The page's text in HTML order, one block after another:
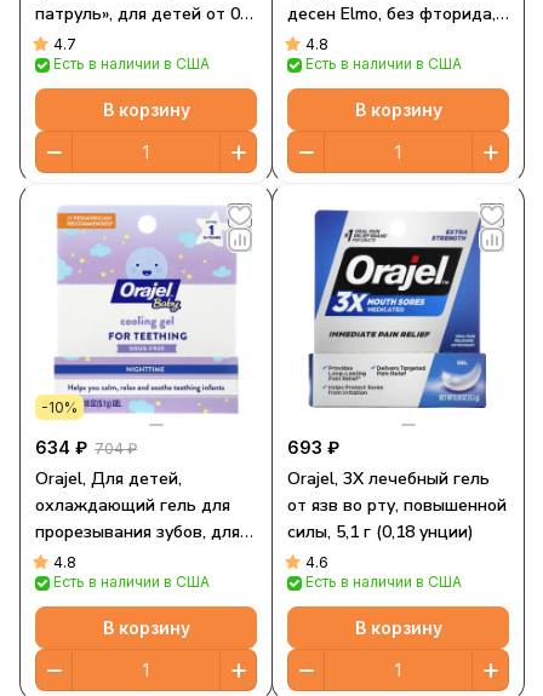
патруль», для детей от 0
до 3 лет, без фторида,
натуральный фруктовый
вкус, 42,5 г (1,5 унции)
4.7
Есть в наличии в США
В корзину
десен Elmo, без фторида,
для детей в возрасте от 3
до 24 месяцев, смесь
банана и яблока, 28,3 г (1
унция)
4.8
Есть в наличии в США
В корзину
-10%
634 ₽ 704 ₽
Orajel, Для детей,
охлаждающий гель для
прорезывания зубов, для
детей от 0 лет, 5,1 г (0,18
унции)
4.8
Есть в наличии в США
В корзину
693 ₽
Orajel, 3X лечебный гель
от язв во рту, повышенной
силы, 5,1 г (0,18 унции)
4.6
Есть в наличии в США
В корзину